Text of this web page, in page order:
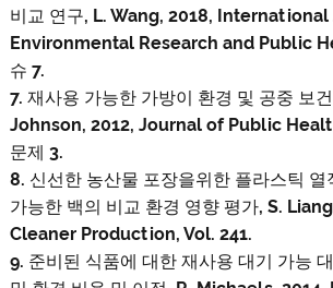
비교 연구, L. Wang, 2018,
Environmental Research and Public
슈 7.
7. 재사용 가능한 가방이 환경 및 공중 보
Johnson, 2012, Journal of Public
문제 3.
8. 신선한 농산물 포장을위한 플라스틱 열
가능한 백의 비교 환경 영향 평가, S.
Cleaner Production, Vol. 241.
9. 준비된 식품에 대한 재사용 대기 가능